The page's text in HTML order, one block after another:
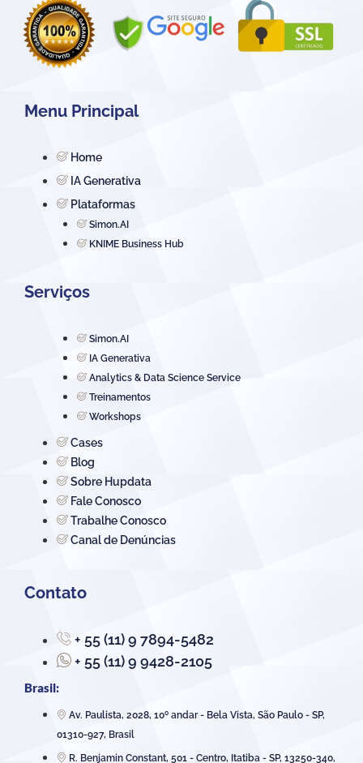
Menu Principal
Home
IA Generativa
Plataformas
Simon.AI
KNIME Business Hub
Serviços
Simon.AI
IA Generativa
Analytics & Data Science Service
Treinamentos
Workshops
Cases
Blog
Sobre Hupdata
Fale Conosco
Trabalhe Conosco
Canal de Denúncias
Contato
+ 55 (11) 9 7894-5482
+ 55 (11) 9 9428-2105
Brasil:
Av. Paulista, 2028, 10º andar - Bela Vista, São Paulo - SP,
01310-927, Brasil
R. Benjamin Constant, 501 - Centro, Itatiba - SP, 13250-340,